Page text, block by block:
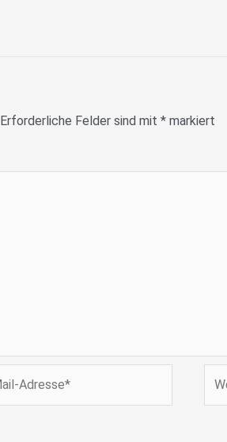
Erforderliche Felder sind mit * markiert